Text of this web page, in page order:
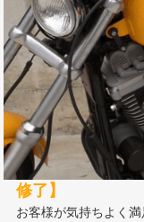
【リピーターや
は、お客様の立場に
評価されてのことだ
事実、パッションの
弊社パッションは最
度No1を追求していま
【当社の査定員
修了】
お客様が気持ちよく